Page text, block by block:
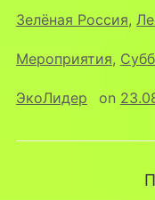
Зелёная Россия,
Мероприятия,
ЭкоЛидер on